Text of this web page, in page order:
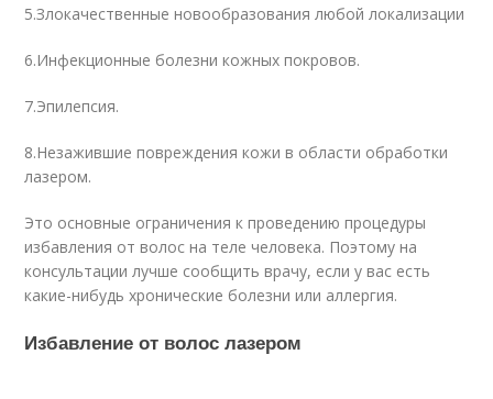
5.Злокачественные новообразования любой локализации
6.Инфекционные болезни кожных покровов.
7.Эпилепсия.
8.Незажившие повреждения кожи в области обработки
лазером.
Это основные ограничения к проведению процедуры
избавления от волос на теле человека. Поэтому на
консультации лучше сообщить врачу, если у вас есть
какие-нибудь хронические болезни или аллергия.
Избавление от волос лазером